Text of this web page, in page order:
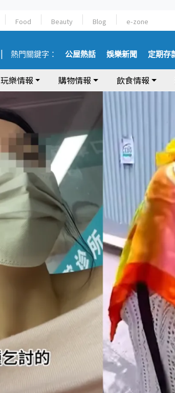
Food Beauty Blog e-zone
熱門關鍵字： 公屋熱話 娛樂新聞 定期存
玩樂情報 購物情報 飲食情報